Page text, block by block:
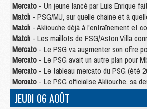
Mercato - Un jeune lancé par Luis Enrique
Match - PSG/MU, sur quelle chaine et à quelle
Match - Akliouche déjà à l'entraînement et
Match - Les maillots de PSG/Aston Villa
Mercato - Le PSG va augmenter son offre
Mercato - Le PSG avait un autre plan pour
Mercato - Le tableau mercato du PSG (été
Mercato - Le PSG officialise Akliouche, sa
JEUDI 06 AOÛT